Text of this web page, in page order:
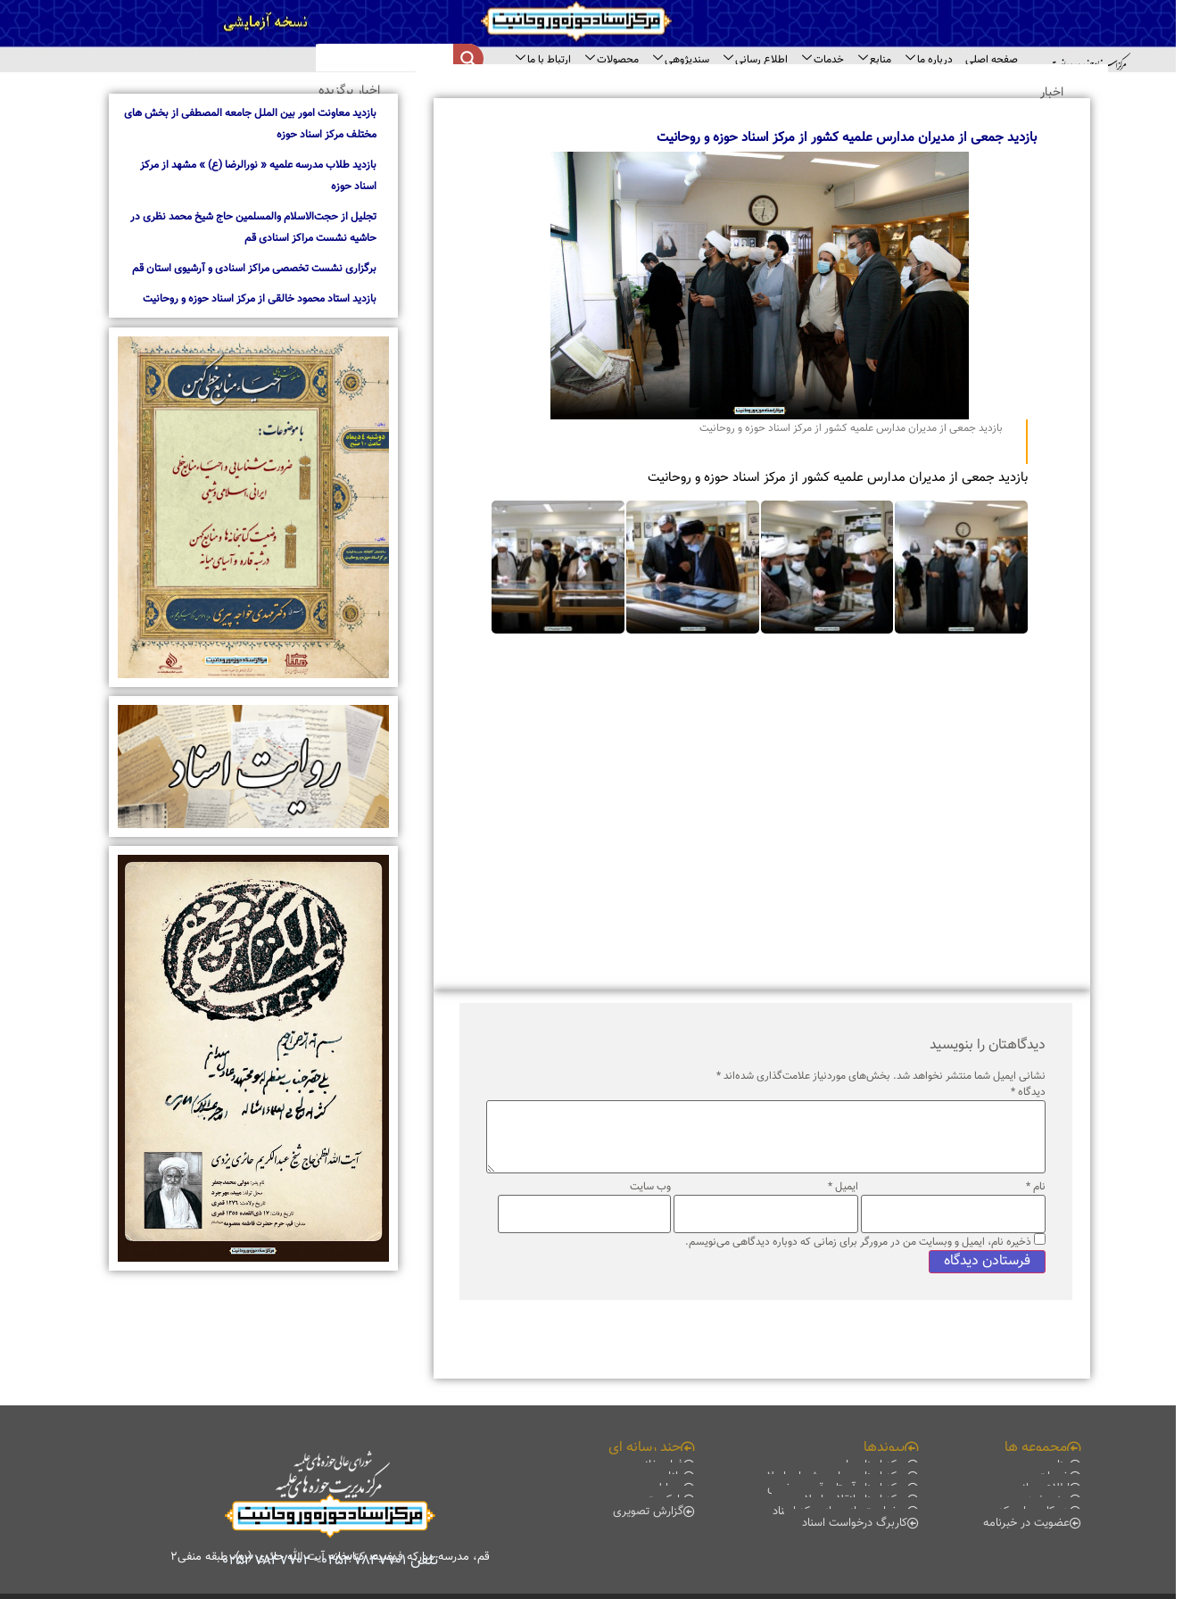
صفحه اصلی درباره ما منابع خدمات اطلاع رسانی سندپژوهی محصولات
ارتباط با ما
اخبار
بازدید جمعی از مدیران مدارس علمیه کشور از مرکز اسناد حوزه و روحانیت
بازدید جمعی از مدیران مدارس علمیه کشور از مرکز اسناد حوزه و روحانیت
بازدید جمعی از مدیران مدارس علمیه کشور از مرکز اسناد حوزه و روحانیت
دیدگاهتان را بنویسید
نشانی ایمیل شما منتشر نخواهد شد.بخش‌های موردنیاز علامت‌گذاری شده‌اند*
دیدگاه*
ایمیل* وب‌ سایت
ذخیره نام، ایمیل و وبسایت من در مرورگر برای زمانی که دوباره دیدگاهی می‌نویسم.
اخبار برگزیده
بازدید معاونت امور بین الملل جامعه المصطفی از بخش های
مختلف مرکز اسناد حوزه
بازدید طلاب مدرسه علمیه « نورالرضا (ع) » مشهد از مرکز
اسناد حوزه
تجلیل از حجت‌الاسلام والمسلمین حاج شیخ محمد نظری در
حاشیه نشست مراکز اسنادی قم
برگزاری نشست تخصصی مراکز اسنادی و آرشیوی استان قم
بازدید استاد محمود خالقی از مرکز اسناد حوزه و روحانیت
مجموعه ها
منابع
خدمات
اطلاع رسانی
سند پژوهی
همکاری با مرکز
عضویت در خبرنامه
پیوندها
مرکز اسناد ملی
مرکز اسناد مجلس شورای اسلامی
مرکز اسناد آستان قدس رضوی
مرکز اسناد انقلاب اسلامی
درخواست بازدید از مرکز اسناد
کاربرگ درخواست اسناد
چند رسانه ای
فیلم خانه
دانلود
موبایل
پادکست
گزارش تصویری
قم، مدرسه مبارکه فیضیه، کتابخانه آیت الله حائری (ره)، طبقه منفی۲
تلفن۰۲۵۳۷۸۴۷۷۰۱-۰۲۵۳۷۸۴۷۷۰۲